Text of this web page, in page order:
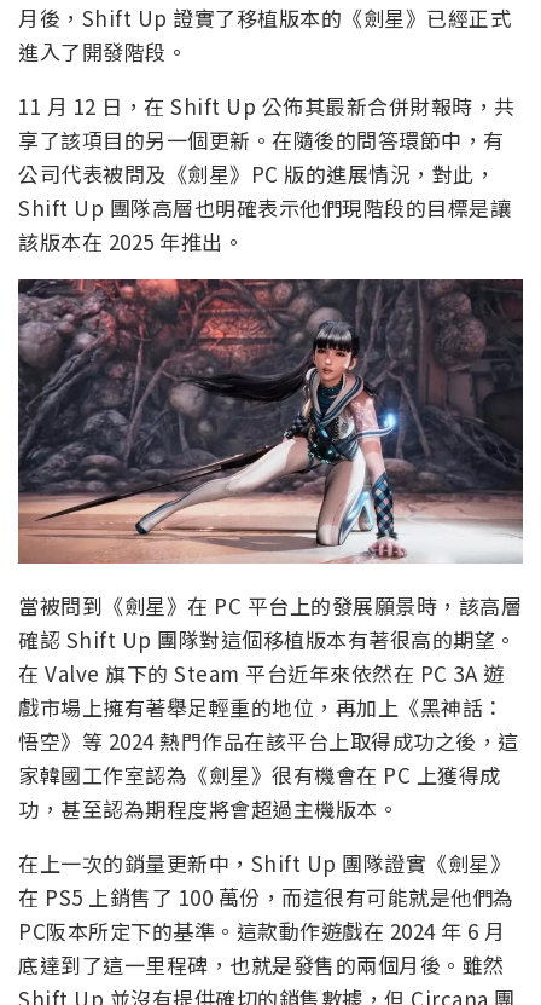
月後，Shift Up 證實了移植版本的《劍星》已經正式
進入了開發階段。
11 月 12 日，在 Shift Up 公佈其最新合併財報時，共
享了該項目的另一個更新。在隨後的問答環節中，有
公司代表被問及《劍星》PC 版的進展情況，對此，
Shift Up 團隊高層也明確表示他們現階段的目標是讓
該版本在 2025 年推出。
當被問到《劍星》在 PC 平台上的發展願景時，該高層
確認 Shift Up 團隊對這個移植版本有著很高的期望。
在 Valve 旗下的 Steam 平台近年來依然在 PC 3A 遊
戲市場上擁有著舉足輕重的地位，再加上《黑神話：
悟空》等 2024 熱門作品在該平台上取得成功之後，這
家韓國工作室認為《劍星》很有機會在 PC 上獲得成
功，甚至認為期程度將會超過主機版本。
在上一次的銷量更新中，Shift Up 團隊證實《劍星》
在 PS5 上銷售了 100 萬份，而這很有可能就是他們為
PC阪本所定下的基準。這款動作遊戲在 2024 年 6 月
底達到了這一里程碑，也就是發售的兩個月後。雖然
Shift Up 並沒有提供確切的銷售數據，但 Circana 團